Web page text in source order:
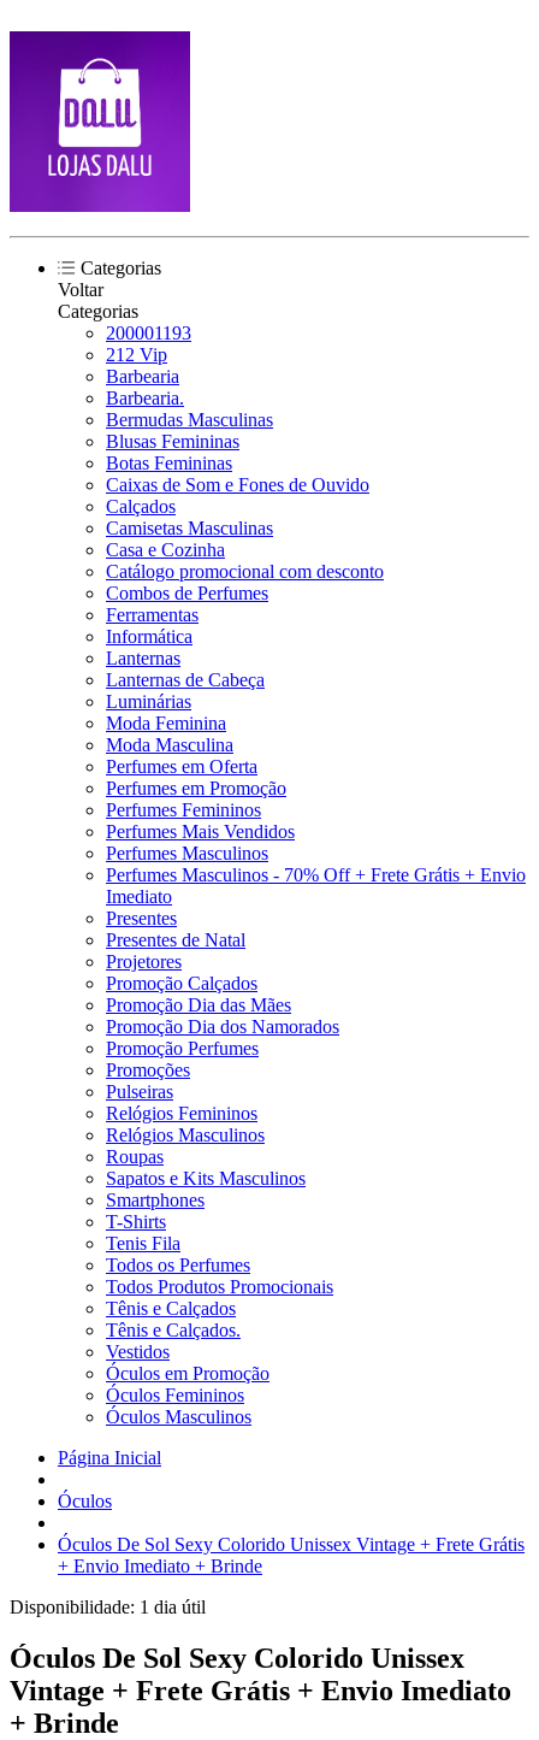
Categorias
Voltar
Categorias
200001193
212 Vip
Barbearia
Barbearia.
Bermudas Masculinas
Blusas Femininas
Botas Femininas
Caixas de Som e Fones de Ouvido
Calçados
Camisetas Masculinas
Casa e Cozinha
Catálogo promocional com desconto
Combos de Perfumes
Ferramentas
Informática
Lanternas
Lanternas de Cabeça
Luminárias
Moda Feminina
Moda Masculina
Perfumes em Oferta
Perfumes em Promoção
Perfumes Femininos
Perfumes Mais Vendidos
Perfumes Masculinos
Perfumes Masculinos - 70% Off + Frete Grátis + Envio
Imediato
Presentes
Presentes de Natal
Projetores
Promoção Calçados
Promoção Dia das Mães
Promoção Dia dos Namorados
Promoção Perfumes
Promoções
Pulseiras
Relógios Femininos
Relógios Masculinos
Roupas
Sapatos e Kits Masculinos
Smartphones
T-Shirts
Tenis Fila
Todos os Perfumes
Todos Produtos Promocionais
Tênis e Calçados
Tênis e Calçados.
Vestidos
Óculos em Promoção
Óculos Femininos
Óculos Masculinos
Página Inicial
Óculos
Óculos De Sol Sexy Colorido Unissex Vintage + Frete Grátis
+ Envio Imediato + Brinde
Disponibilidade: 1 dia útil
Óculos De Sol Sexy Colorido Unissex
Vintage + Frete Grátis + Envio Imediato
+ Brinde